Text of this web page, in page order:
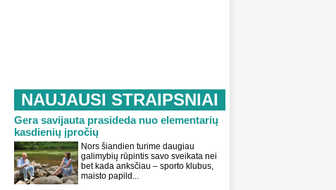
NAUJAUSI STRAIPSNIAI
Gera savijauta prasideda nuo elementarių
kasdienių įpročių
Nors šiandien turime daugiau
galimybių rūpintis savo sveikata nei
bet kada anksčiau – sporto klubus,
maisto papild...